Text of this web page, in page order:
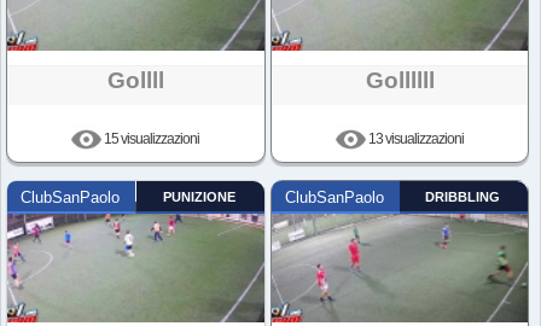
Gollll
15 visualizzazioni
Gollllll
13 visualizzazioni
ClubSanPaolo PUNIZIONE ClubSanPaolo DRIBBLING